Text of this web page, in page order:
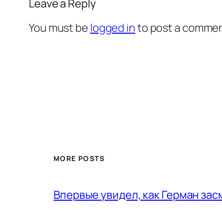
Leave a Reply
You must be logged into post a
MORE POSTS
Впервые увидел, как Герман